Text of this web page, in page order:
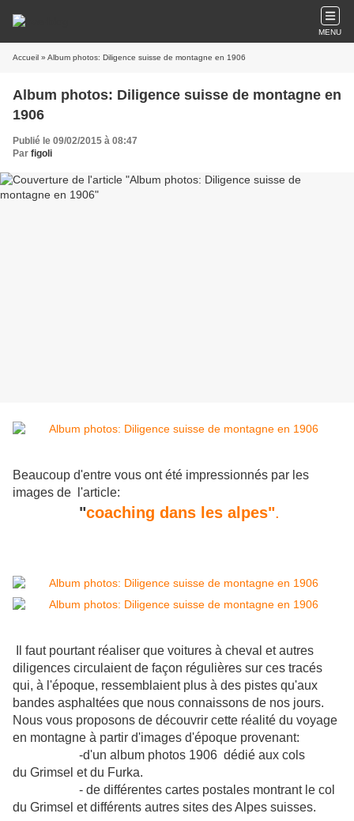
MENU
Accueil » Album photos: Diligence suisse de montagne en 1906
Album photos: Diligence suisse de montagne en
1906
Publié le 09/02/2015 à 08:47
Par figoli
Beaucoup d'entre vous ont été impressionnés par les
images de l'article:
"coaching dans les alpes".
Il faut pourtant réaliser que voitures à cheval et autres
diligences circulaient de façon régulières sur ces tracés
qui, à l'époque, ressemblaient plus à des pistes qu'aux
bandes asphaltées que nous connaissons de nos jours.
Nous vous proposons de découvrir cette réalité du voyage
en montagne à partir d'images d'époque provenant:
-d'un album photos 1906 dédié aux cols
du Grimsel et du Furka.
- de différentes cartes postales montrant le col
du Grimsel et différents autres sites des Alpes suisses.